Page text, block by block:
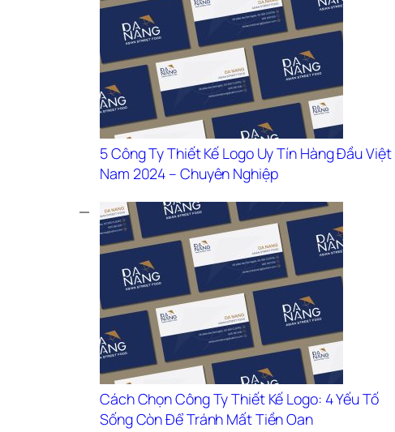
5 Công Ty Thiết Kế Logo Uy Tín Hàng Đầu Việt
Nam 2024 – Chuyên Nghiệp
Cách Chọn Công Ty Thiết Kế Logo: 4 Yếu Tố
Sống Còn Để Tránh Mất Tiền Oan